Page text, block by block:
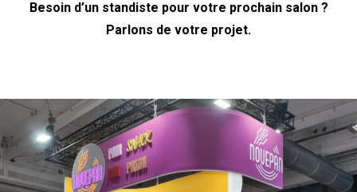
Besoin d’un standiste pour votre prochain salon ?
Parlons de votre projet.